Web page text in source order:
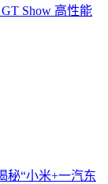
Show 高性能
秘“小米+一汽东